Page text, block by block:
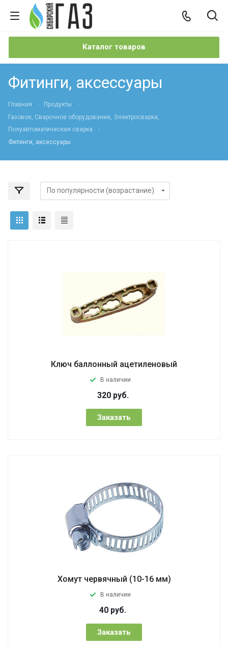
Каталог товаров
Фитинги, аксессуары
Главная
Продукты
Газовое, Сварочное оборудование, Электросварка,
Полуавтоматическая сварка
Фитинги, аксессуары
Ключ баллонный ацетиленовый
В наличии
320 руб.
Заказать
Хомут червячный (10-16 мм)
В наличии
40 руб.
Заказать